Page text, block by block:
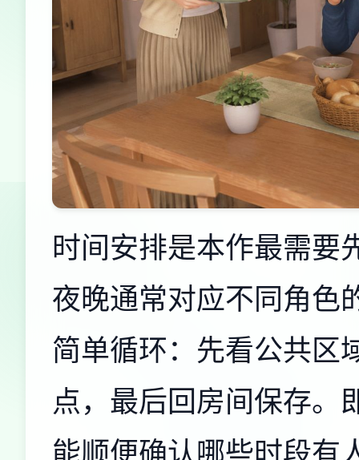
时间安排是本作最需要
夜晚通常对应不同角色
简单循环：先看公共区
点，最后回房间保存。
能顺便确认哪些时段有